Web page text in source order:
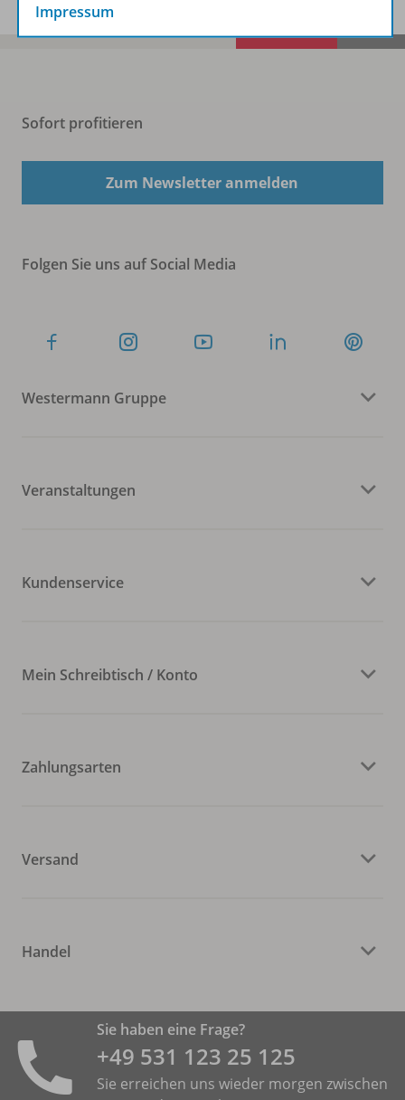
Sofort profitieren
Zum Newsletter anmelden
Folgen Sie uns auf Social Media
Westermann Gruppe
Veranstaltungen
Kundenservice
Mein Schreibtisch / Konto
Zahlungsarten
Versand
Handel
Sie haben eine Frage?
+49 531 ­123 25 125
Sie erreichen uns wieder morgen zwischen
Impressum